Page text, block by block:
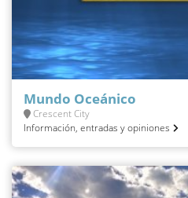
Mundo Oceánico
Crescent City
Información, entradas y opiniones